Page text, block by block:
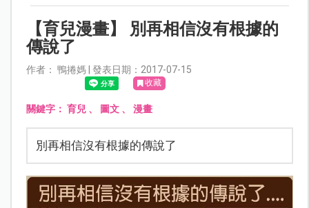
【育兒漫畫】 別再相信沒有根據的
傳說了
作者： 鴨捲媽 | 發表日期：2017-07-15
收藏
關鍵字： 育兒、 圖文、 漫畫
別再相信沒有根據的傳說了